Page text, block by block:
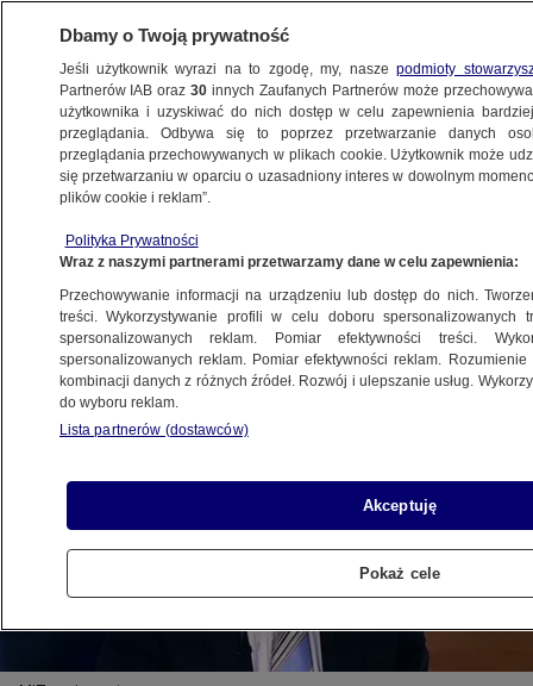
BIZNES
Z KRAJU
20.12.2010, 12:46Aktualizacja:17.12.2010, 22:20
Udostępnij
Dbamy o Twoją prywatność
Jeśli użytkownik wyrazi na to zgodę, my, naszepodmioty
Partnerów IAB oraz30 innych Zaufanych Partnerów może
użytkownika i uzyskiwać do nich dostęp w celu zapewnienia
przeglądania. Odbywa się to poprzez przetwarzanie danych
przeglądania przechowywanych w plikach cookie. Użytkownik może
się przetwarzaniu w oparciu o uzasadniony interes w dowolnym
plików cookie i reklam”.
Polityka Prywatności
Wraz z naszymi partnerami przetwarzamy dane w celu zapewnienia:
Przechowywanie informacji na urządzeniu lub dostęp do nich.
treści. Wykorzystywanie profili w celu doboru spersonalizowanych
spersonalizowanych reklam. Pomiar efektywności treści.
spersonalizowanych reklam. Pomiar efektywności reklam.
kombinacji danych z różnych źródeł. Rozwój i ulepszanie usług.
do wyboru reklam.
Lista partnerów (dostawców)
Akceptuję
Pokaż cele